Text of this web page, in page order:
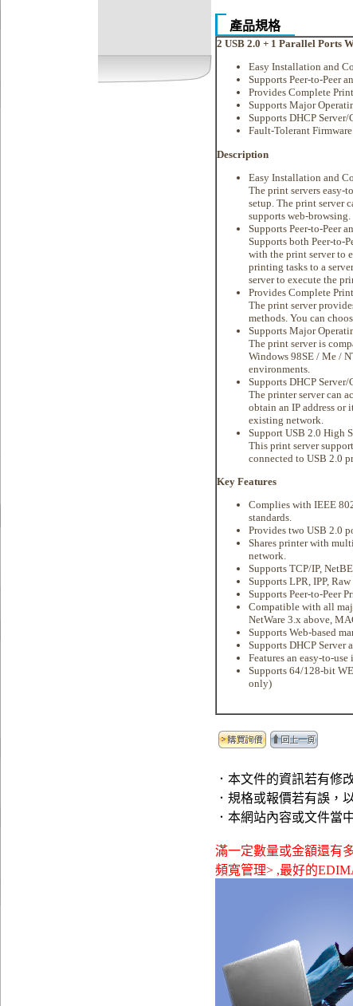
產品規格
2 USB 2.0 + 1 Parallel Ports
Easy Installation and
Supports Peer-to-Peer
Provides Complete
Supports Major
Supports DHCP
Fault-Tolerant
Description
Easy Installation and
The print servers easy-
setup. The print server
supports web-browsing.
Supports Peer-to-Peer
Supports both Peer-to-
with the print server to
printing tasks to a
server to execute the
Provides Complete
The print server
methods. You can
Supports Major
The print server is
Windows 98SE / Me /
environments.
Supports DHCP
The printer server can
obtain an IP address or
existing network.
Support USB 2.0 High
This print server
connected to USB 2.0
Key Features
Complies with IEEE
standards.
Provides two USB 2.0
Shares printer with
network.
Supports TCP/IP,
Supports LPR, IPP,
Supports Peer-to-Peer
Compatible with all
NetWare 3.x above,
Supports Web-based
Supports DHCP Server
Features an easy-to-
Supports 64/128-bit
only)
．本文件的資訊若有修
．規格或報價若有誤，
．本網站內容或文件當
滿一定數量或金額還有
頻寬管理> ,最好的